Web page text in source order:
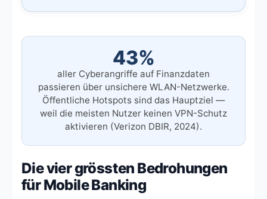
43%
aller Cyberangriffe auf Finanzdaten
passieren über unsichere WLAN-Netzwerke.
Öffentliche Hotspots sind das Hauptziel —
weil die meisten Nutzer keinen VPN-Schutz
aktivieren (Verizon DBIR, 2024).
Die vier grössten Bedrohungen
für Mobile Banking